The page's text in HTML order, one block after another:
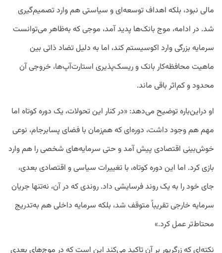
مالی نبود، بلکه اهداف توسعه‌ای و سیاستی هم وارد تصمیم‌گیری
شد. در ادامه، موج بانک‌ها پدید آمد، موجی که به‌ظاهر می‌توانست
سرمایه بزرگی وارد اکوسیستم کند، اما به دلیل تضاد ذاتی بین
ماهیت محافظه‌کار بانک و ریسک‌پذیری استارت‌آپ‌ها، خروجی آن
محدود و کم‌اثر باقی ماند.
او در‌این‌باره توضیح می‌دهد: «در کنار این تحولات، یک دوره کوتاه اما
مهم هم وجود داشت، دوره‌ای که هم‌زمان با فضای پسابرجام، نوعی
خوش‌بینی اقتصادی پیش آمد و حتی سرمایه‌های شخصی را هم وارد
بازی کرد. اما این دوره کوتاه، با تغییرات سیاسی و اقتصادی بعدی،
جای خود را به یک روند فرسایشی داد. روندی که در آن، نه‌تنها جریان
سرمایه خارجی تقریباً متوقف شد، بلکه سرمایه داخلی هم به‌تدریج
محتاط‌تر عمل کرد.»
نکته‌ای که زرگرپور بر آن تاکید می‌کند این است که در موج‌های بعدی